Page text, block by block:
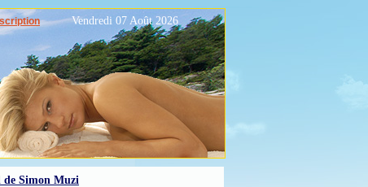
Vendredi 07 Août 2026
Simon Muzi